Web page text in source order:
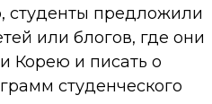
студенты предложили
или блогов, где они
Корею и писать о
студенческого